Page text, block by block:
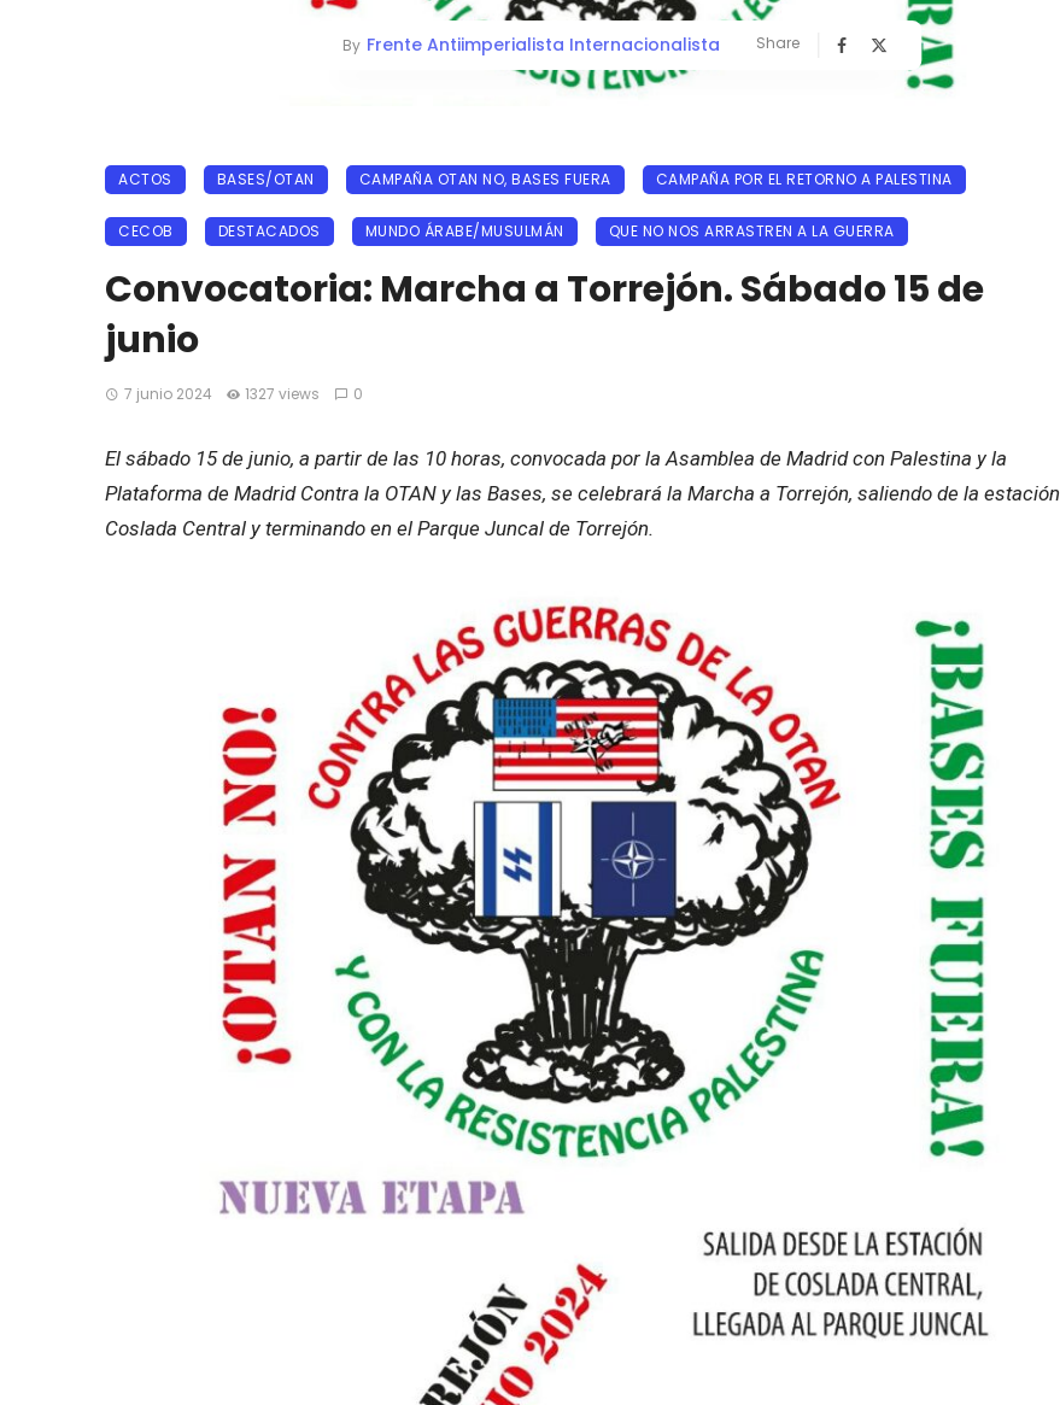
By Frente Antiimperialista Internacionalista Share
ACTOS BASES/OTAN CAMPAÑA OTAN NO, BASES FUERA CAMPAÑA POR EL RETORNO A PALESTINA
CECOB DESTACADOS MUNDO ÁRABE/MUSULMÁN QUE NO NOS ARRASTREN A LA GUERRA
Convocatoria: Marcha a Torrejón. Sábado 15 de
junio
7 junio 2024 1327 views 0
El sábado 15 de junio, a partir de las 10 horas, convocada por la Asamblea de Madrid con Palestina y la
Plataforma de Madrid Contra la OTAN y las Bases, se celebrará la Marcha a Torrejón, saliendo de la estación
Coslada Central y terminando en el Parque Juncal de Torrejón.